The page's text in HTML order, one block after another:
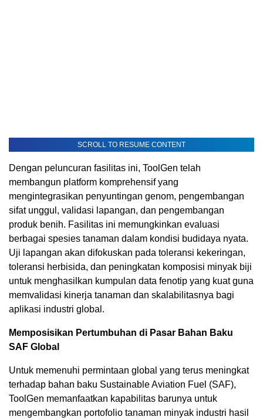
SCROLL TO RESUME CONTENT
Dengan peluncuran fasilitas ini, ToolGen telah
membangun platform komprehensif yang
mengintegrasikan penyuntingan genom, pengembangan
sifat unggul, validasi lapangan, dan pengembangan
produk benih. Fasilitas ini memungkinkan evaluasi
berbagai spesies tanaman dalam kondisi budidaya nyata.
Uji lapangan akan difokuskan pada toleransi kekeringan,
toleransi herbisida, dan peningkatan komposisi minyak biji
untuk menghasilkan kumpulan data fenotip yang kuat guna
memvalidasi kinerja tanaman dan skalabilitasnya bagi
aplikasi industri global.
Memposisikan Pertumbuhan di Pasar Bahan Baku
SAF Global
Untuk memenuhi permintaan global yang terus meningkat
terhadap bahan baku Sustainable Aviation Fuel (SAF),
ToolGen memanfaatkan kapabilitas barunya untuk
mengembangkan portofolio tanaman minyak industri hasil